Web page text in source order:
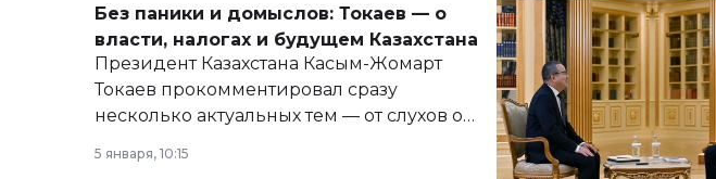
Без паники и домыслов: Токаев — о
власти, налогах и будущем Казахстана
Президент Казахстана Касым-Жомарт
Токаев прокомментировал сразу
несколько актуальных тем — от слухов о
армии, экономики и личного здоровья.
5 января, 10:15